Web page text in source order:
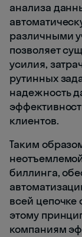
анализа
различными
позволяет
усилия,
рутинных
надежность
клиентов.
Таким
биллинга,
всей
этому
компаниям